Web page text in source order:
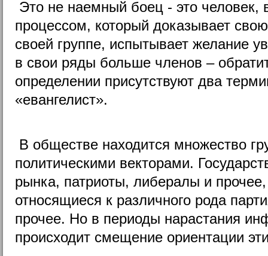
Это не наемный боец - это человек,
процессом, который доказывает
своей группе, испытывает желание
в свои ряды больше членов –
определении присутствуют два
«евангелист».
В обществе находится множество
политическими векторами.
рынка, патриоты, либералы и
относящиеся к различного рода
прочее. Но в периоды нарастания
происходит смещение ориентации